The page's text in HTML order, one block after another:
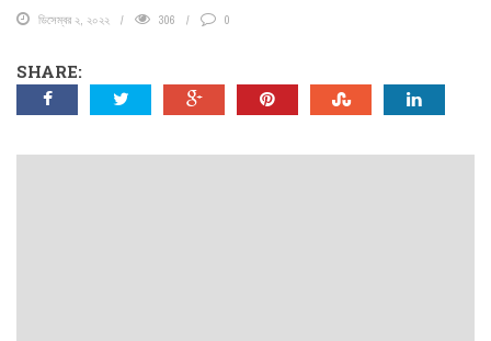
ডিসেম্বর ২, ২০২২ 306 0
SHARE: